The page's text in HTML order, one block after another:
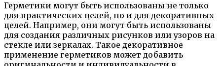
Герметики могут быть использованы не только
для практических целей, но и для декоративных
целей. Например, они могут быть использованы
для создания различных рисунков или узоров на
стекле или зеркалах. Такое декоративное
применение герметиков может добавить